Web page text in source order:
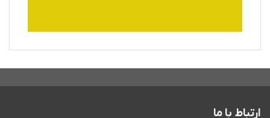
ارتباط با ما